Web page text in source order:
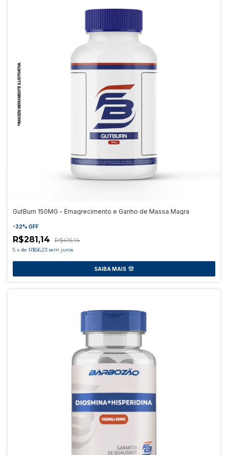
GutBurn 150MG - Emagrecimento e Ganho de Massa Magra
-32% OFF
R$281,14 R$416,14
5 x de R$56,23 sem juros
SAIBA MAIS